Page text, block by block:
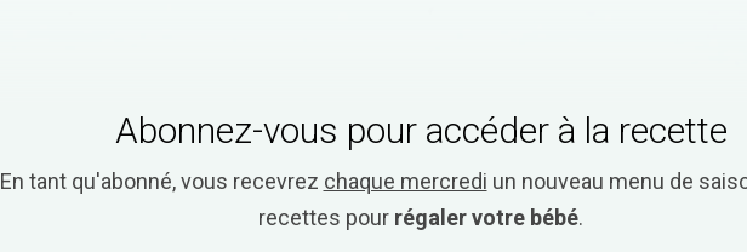
Abonnez-vous pour accéder à la recette
En tant qu'abonné, vous recevrez chaque mercredi un nouveau menu de
recettes pour régaler votre bébé.